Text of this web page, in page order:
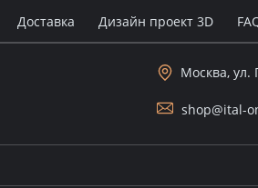
Доставка Дизайн проект 3D
Москва, ул.
shop@ital-